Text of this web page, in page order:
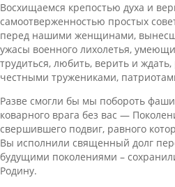
Восхищаемся крепостью духа и
самоотверженностью простых
перед нашими женщинами,
ужасы военного лихолетья,
трудиться, любить, верить и ждать,
честными тружениками,
Разве смогли бы мы побороть
коварного врага без вас —
свершившего подвиг, равного
Вы исполнили священный долг
будущими поколениями –
Родину.